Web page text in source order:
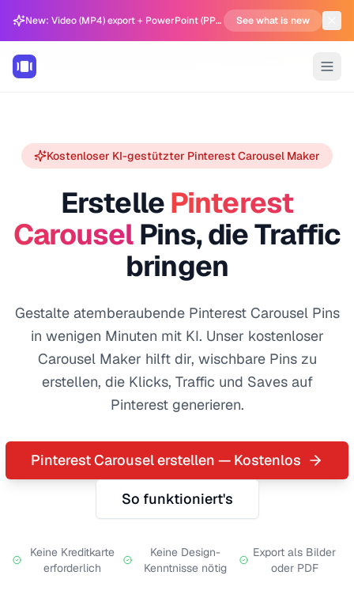
New: Video (MP4) export + PowerPoint (PPTX) support in Carousel Generator See what is new
Kostenloser KI-gestützter Pinterest Carousel Maker
ErstellePinterest
CarouselPins, die Traffic
bringen
Gestalte atemberaubende Pinterest Carousel Pins
in wenigen Minuten mit KI. Unser kostenloser
Carousel Maker hilft dir, wischbare Pins zu
erstellen, die Klicks, Traffic und Saves auf
Pinterest generieren.
Pinterest Carousel erstellen — Kostenlos
So funktioniert's
Keine Kreditkarte
erforderlich
Keine Design-
Kenntnisse nötig
Export als Bilder
oder PDF